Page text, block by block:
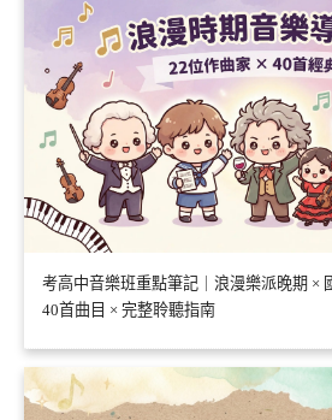
考高中音樂班重點筆記｜浪漫樂派晚期 ×
40首曲目 × 完整聆聽指南